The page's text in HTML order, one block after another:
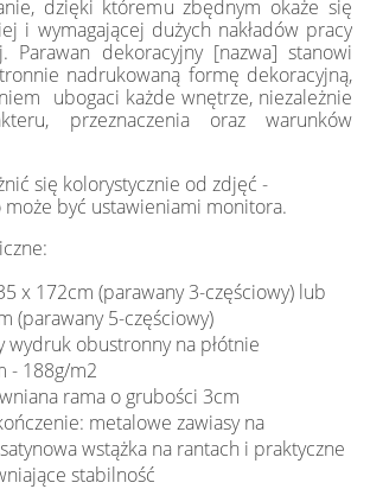
dzięki któremu zbędnym okaże się
i wymagającej dużych nakładów pracy
Parawan dekoracyjny [nazwa] stanowi
nadrukowaną formę dekoracyjną,
ubogaci każde wnętrze, niezależnie
przeznaczenia oraz warunków
się kolorystycznie od zdjęć -
być ustawieniami monitora.
x 172cm (parawany 3-częściowy) lub
(parawany 5-częściowy)
wydruk obustronny na płótnie
- 188g/m2
rama o grubości 3cm
metalowe zawiasy na
wstążka na rantach i praktyczne
stabilność